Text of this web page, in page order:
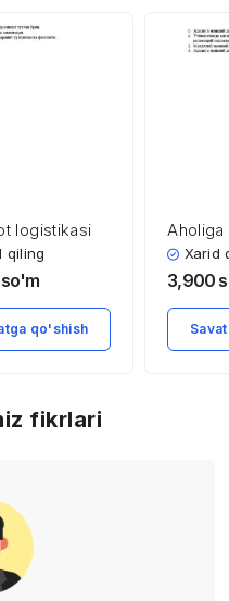
logistikasi
qiling
so'm
qo'shish
xizmat
Xarid
3,900
fikrlari